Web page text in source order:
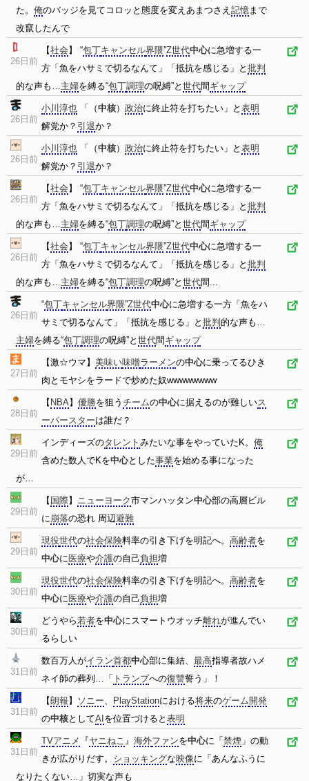
た。 俺のバッジを見てコロッと態度を変えあまつさえ 記憶まで
改竄したんで
26日前
【社会 】 “包丁キャンセル界隈”Z世代中心に急増する一
方「魚をハサミで切るなんて」「抵抗を感じる」と 批判
的な声も…主婦を縛る“包丁調理の呪縛”と 世代間 ギャップ
26日前
小川淳也 「（中核） 政治に終止符を打ちたい」と 表明
解党か？ 引退か？
26日前
小川淳也 「（中核） 政治に終止符を打ちたい」と 表明
解党か？ 引退か？
26日前
【社会 】 “包丁キャンセル界隈”Z世代中心に急増する一
方「魚をハサミで切るなんて」「抵抗を感じる」と 批判
的な声も…主婦を縛る“包丁調理の呪縛”と 世代間 ギャップ
26日前
【社会 】 “包丁キャンセル界隈”Z世代中心に急増する一
方「魚をハサミで切るなんて」「抵抗を感じる」と 批判
的な声も…主婦を縛る“包丁調理の呪縛”と 世代間...
26日前
“包丁キャンセル界隈”Z世代中心に急増する一方「魚をハ
サミで切るなんて」「抵抗を感じる」と 批判 的な声も…
主婦を縛る“包丁調理の呪縛”と 世代間 ギャップ
27日前
【激☆ウマ】 美味い味噌ラーメンの中心に乗ってるひき
肉とモヤシをラードで炒めた奴wwwwwwww
28日前
【 NBA】 優勝を狙う チームの中心に据えるのが難しいス
ーパースターは誰だ？
29日前
インディーズのタレント みたいな事をやっていたK。 俺
含めた数人でKを中心とした事業を始める事になった
が…
29日前
【 国際】 ニューヨーク市マンハッタン中心部の高層ビル
に崩落の恐れ 周辺避難
29日前
現役世代の社会保険料率の引き下げを明記へ。 高齢者を
中心に医療や介護の自己負担増
30日前
現役世代の社会保険料率の引き下げを明記へ。 高齢者を
中心に医療や介護の自己負担増
30日前
どうやら若者を中心にスマートウオッチ離れが進んでい
るらしい
31日前
数百万人がイラン首都中心部に集結、 最高指導者故ハメ
ネイ師の葬列…「 トランプへの復讐誓う」！
31日前
【朗報 】 ソニー、 PlayStationにおける将来のゲーム開発
の中核としてAI を位置づけると 表明
31日前
TVアニメ 『ヤニねこ 』 海外ファンを中心に「 禁煙 」の動
きが広がりだす。 ショッキングな映像に「あんなふうに
なりたくない…」切実な声も